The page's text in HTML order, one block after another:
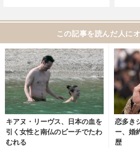
この記事を読んだ人に
キアヌ・リーヴス、日本の血を
引く女性と南仏のビーチでたわ
むれる
恋多き
ー、婚
歴